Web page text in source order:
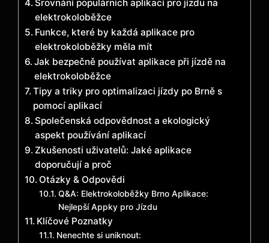
Srovnání populárních aplikací pro jízdu na
elektrokoloběžce
Funkce, které by každá aplikace pro
elektrokoloběžky měla mít
Jak bezpečně používat aplikace při jízdě na
elektrokoloběžce
Tipy a triky pro optimalizaci jízdy po Brně s
pomocí aplikací
Společenská odpovědnost a ekologický
aspekt používání aplikací
Zkušenosti uživatelů: Jaké aplikace
doporučují a proč
Otázky & Odpovědi
Q&A: Elektrokoloběžky Brno Aplikace:
Nejlepší Appky pro Jízdu
Klíčové Poznatky
Nenechte si uniknout: